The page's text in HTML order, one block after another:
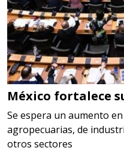
Especificaciones:
HSS, CON
CARBURO,
BROCAS,
Aplicar al
Empresa en
México fortalece
Se espera un aumento
agropecuarias, de
otros sectores